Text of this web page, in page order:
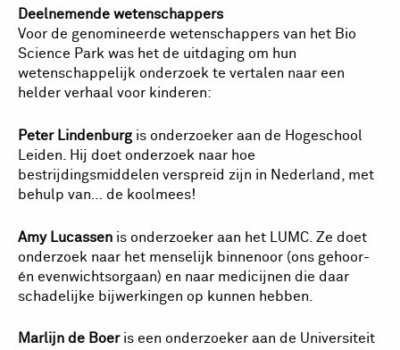
Deelnemende wetenschappers
Voor de genomineerde wetenschappers van het Bio
Science Park was het de uitdaging om hun
wetenschappelijk onderzoek te vertalen naar een
helder verhaal voor kinderen:
Peter Lindenburg is onderzoeker aan de Hogeschool
Leiden. Hij doet onderzoek naar hoe
bestrijdingsmiddelen verspreid zijn in Nederland, met
behulp van… de koolmees!
Amy Lucassen is onderzoeker aan het LUMC. Ze doet
onderzoek naar het menselijk binnenoor (ons gehoor-
én evenwichtsorgaan) en naar medicijnen die daar
schadelijke bijwerkingen op kunnen hebben.
Marlijn de Boeris een onderzoeker aan de Universiteit